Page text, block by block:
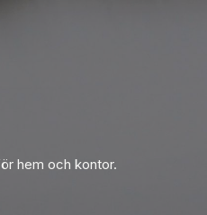
hem och kontor.